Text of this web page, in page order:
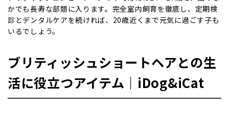
かでも長寿な部類に入ります。完全室内飼育を徹底し、定期検
診とデンタルケアを続ければ、20歳近くまで元気に過ごす子も
いるでしょう。
ブリティッシュショートヘアとの生
活に役立つアイテム｜iDog&iCat